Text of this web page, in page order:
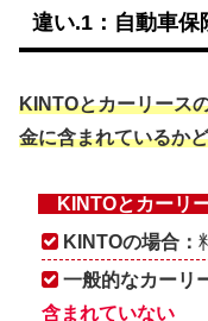
違い.1：自動車保
KINTOとカーリース
金に含まれているか
KINTOとカーリ
KINTOの場合：
一般的なカーリ
含まれていない